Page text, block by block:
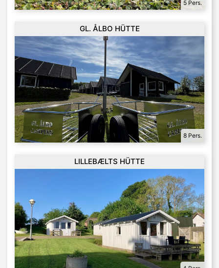
5 Pers.
GL. ÅLBO HÜTTE
8 Pers.
LILLEBÆLTS HÜTTE